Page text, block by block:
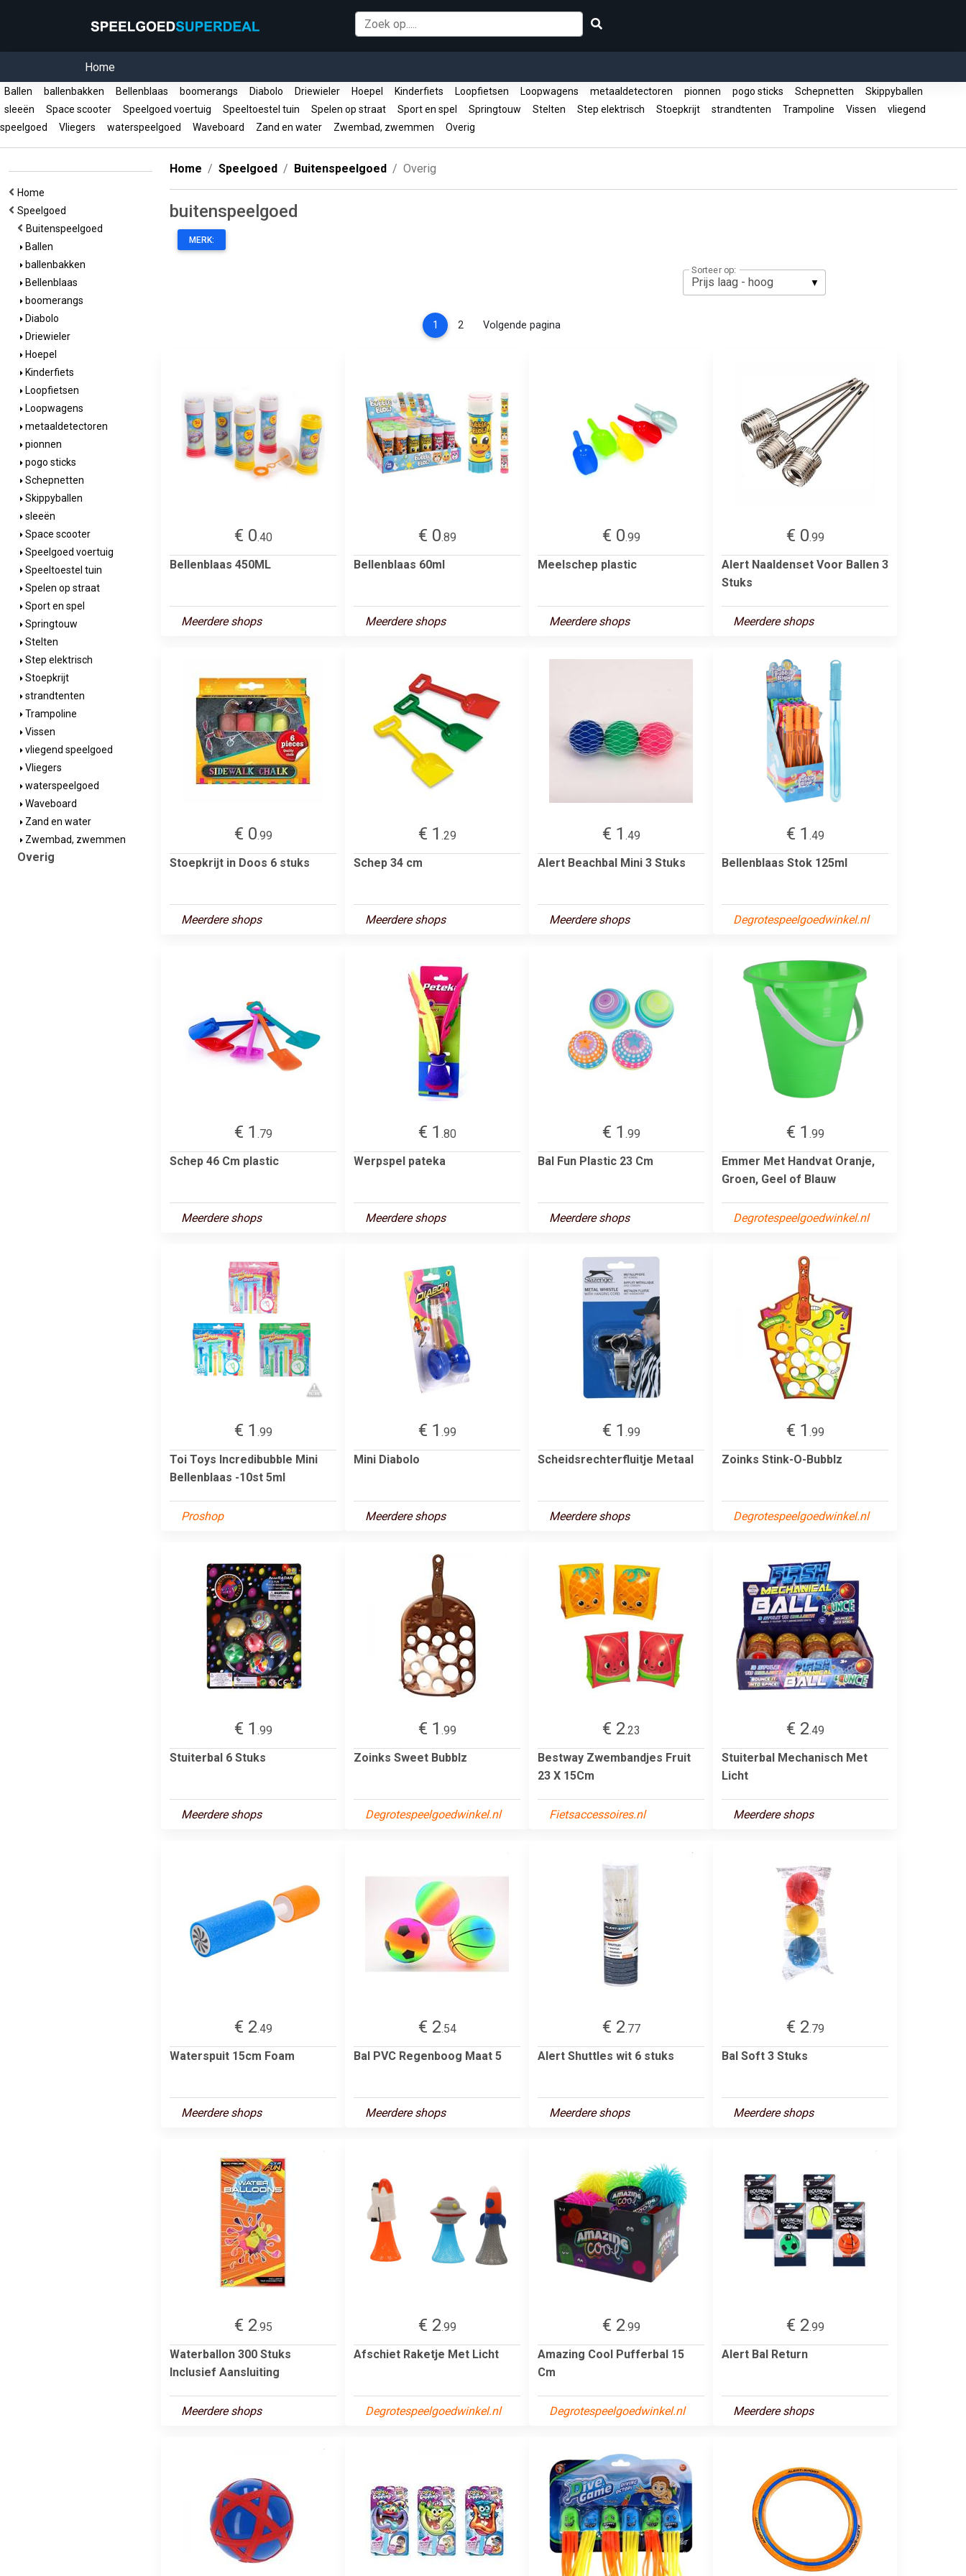
Home
Ballen ballenbakken Bellenblaas boomerangs Diabolo Driewieler Hoepel Kinderfiets Loopfietsen Loopwagens metaaldetectoren pionnen pogo sticks Schepnetten
Skippyballen
sleeën
Space scooter Speelgoed voertuig Speeltoestel tuin Spelen op straat Sport en spel Springtouw Stelten Step elektrisch Stoepkrijt strandtenten Trampoline Vissen
vliegend
speelgoed
Vliegers waterspeelgoed Waveboard Zand en water Zwembad, zwemmen Overig
Home
Speelgoed
Buitenspeelgoed
Ballen
ballenbakken
Bellenblaas
boomerangs
Diabolo
Driewieler
Hoepel
Kinderfiets
Loopfietsen
Loopwagens
metaaldetectoren
pionnen
pogo sticks
Schepnetten
Skippyballen
sleeën
Space scooter
Speelgoed voertuig
Speeltoestel tuin
Spelen op straat
Sport en spel
Springtouw
Stelten
Step elektrisch
Stoepkrijt
strandtenten
Trampoline
Vissen
vliegend speelgoed
Vliegers
waterspeelgoed
Waveboard
Zand en water
Zwembad, zwemmen
Overig
Home Speelgoed Buitenspeelgoed Overig
buitenspeelgoed
MERK:
Sorteer op:
1 (current)
2 Volgende pagina
€ 0.40
Bellenblaas 450ML
Meerdere shops
€ 0.89
Bellenblaas 60ml
Meerdere shops
€ 0.99
Meelschep plastic
Meerdere shops
€ 0.99
Alert Naaldenset Voor Ballen 3
Stuks
Meerdere shops
€ 0.99
Stoepkrijt in Doos 6 stuks
Meerdere shops
€ 1 .29
Schep 34 cm
Meerdere shops
€ 1 .49
Alert Beachbal Mini 3 Stuks
Meerdere shops
€ 1 .49
Bellenblaas Stok 125ml
Degrotespeelgoedwinkel.nl
€ 1 .79
Schep 46 Cm plastic
Meerdere shops
€ 1 .80
Werpspel pateka
Meerdere shops
€ 1 .99
Bal Fun Plastic 23 Cm
Meerdere shops
€ 1 .99
Emmer Met Handvat Oranje,
Groen, Geel of Blauw
Degrotespeelgoedwinkel.nl
€ 1 .99
Toi Toys Incredibubble Mini
Bellenblaas -10st 5ml
Proshop
€ 1 .99
Mini Diabolo
Meerdere shops
€ 1 .99
Scheidsrechterfluitje Metaal
Meerdere shops
€ 1 .99
Zoinks Stink-O-Bubblz
Degrotespeelgoedwinkel.nl
€ 1 .99
Stuiterbal 6 Stuks
Meerdere shops
€ 1 .99
Zoinks Sweet Bubblz
Degrotespeelgoedwinkel.nl
€ 2.23
Bestway Zwembandjes Fruit
23 X 15Cm
Fietsaccessoires.nl
€ 2.49
Stuiterbal Mechanisch Met
Licht
Meerdere shops
€ 2.49
Waterspuit 15cm Foam
Meerdere shops
€ 2.54
Bal PVC Regenboog Maat 5
Meerdere shops
€ 2.77
Alert Shuttles wit 6 stuks
Meerdere shops
€ 2.79
Bal Soft 3 Stuks
Meerdere shops
€ 2.95
Waterballon 300 Stuks
Inclusief Aansluiting
Meerdere shops
€ 2.99
Afschiet Raketje Met Licht
Degrotespeelgoedwinkel.nl
€ 2.99
Amazing Cool Pufferbal 15
Cm
Degrotespeelgoedwinkel.nl
€ 2.99
Alert Bal Return
Meerdere shops